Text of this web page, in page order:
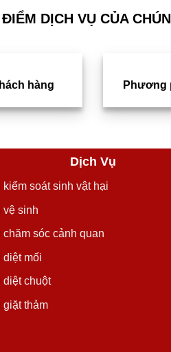
DỊCH VỤ CỦA
hàng Phương
Dịch Vụ
kiểm soát sinh vật hại
vệ sinh
chăm sóc cảnh quan
diệt mối
diệt chuột
giặt thảm